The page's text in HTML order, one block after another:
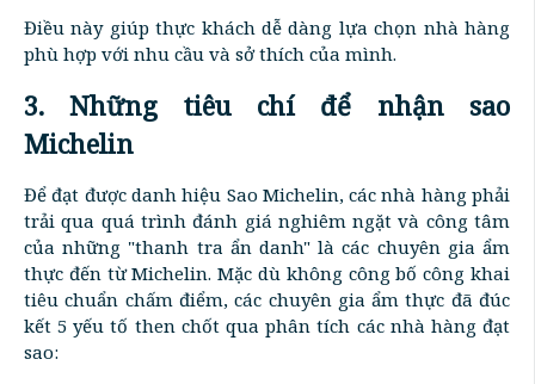
Điều này giúp thực khách dễ dàng lựa chọn nhà hàng
phù hợp với nhu cầu và sở thích của mình.
3. Những tiêu chí để nhận sao
Michelin
Để đạt được danh hiệu Sao Michelin, các nhà hàng phải
trải qua quá trình đánh giá nghiêm ngặt và công tâm
của những "thanh tra ẩn danh" là các chuyên gia ẩm
thực đến từ Michelin. Mặc dù không công bố công khai
tiêu chuẩn chấm điểm, các chuyên gia ẩm thực đã đúc
kết 5 yếu tố then chốt qua phân tích các nhà hàng đạt
sao: